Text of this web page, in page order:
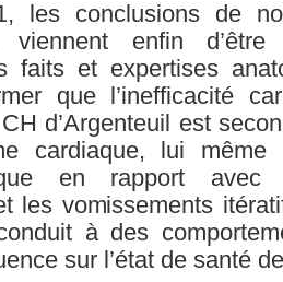
les conclusions de
viennent enfin
faits et expertises
que l’inefficacité
d’Argenteuil est
cardiaque, lui même
en rapport avec
les vomissements
à des
sur l’état de santé